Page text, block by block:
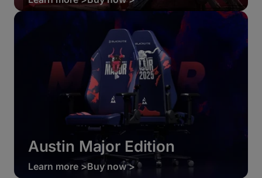
Austin Major Edition
Learn more >Buy now >